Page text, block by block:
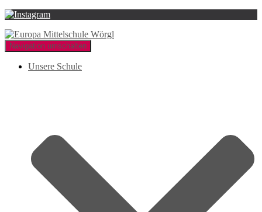
Navigation umschalten
Unsere Schule